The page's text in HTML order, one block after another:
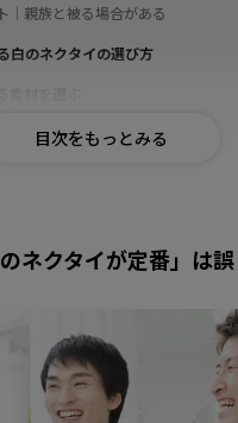
｜親族と被る場合がある
白のネクタイの選び方
組み合わせを意識する
選びは洋服の青山
タイに関するよくある質問
ネクタイが定番」は誤